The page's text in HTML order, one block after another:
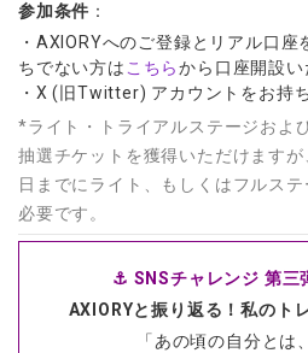
参加条件 ：
・AXIORYへのご登録とリアル口
ちでない方は こちらから口座開設い
・X (旧Twitter) アカウントをお持
*ライト・トライアルステージおよ
抽選チケットを獲得いただけます
日までにライト、もしくはフルス
必要です。
⚓ SNSチャレンジ 第三
AXIORYと振り返る！私のト
「あの頃の自分とは